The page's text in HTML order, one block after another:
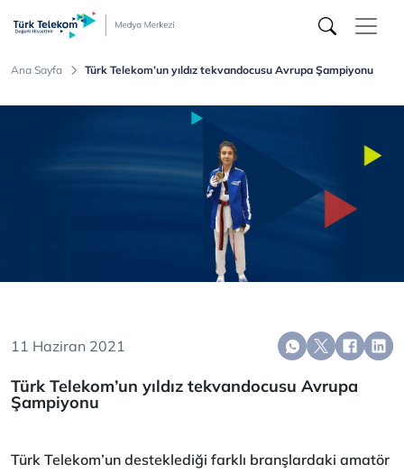
Telekom
Medya
Ana Sayfa Türk Telekom’un yıldız tekvandocusu Avrupa Şampiyonu
11 Haziran 2021
Türk Telekom’un yıldız tekvandocusu Avrupa
Şampiyonu
Türk Telekom’un desteklediği farklı branşlardaki amatör